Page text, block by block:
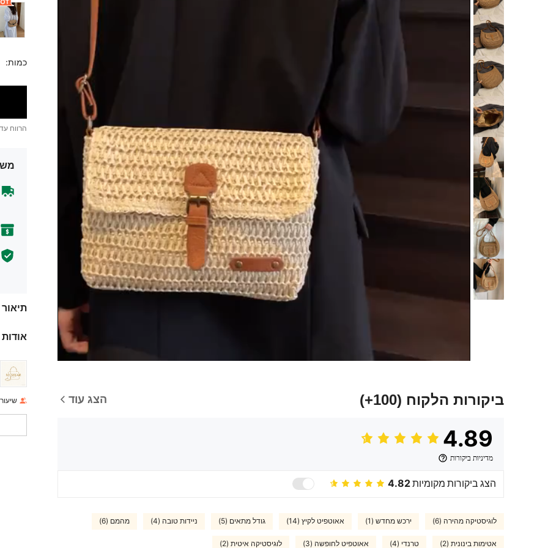
ביקורות הלקוח (100+) הצג עוד
4.89
מדיניות ביקורות
הצג ביקורות מקומיות4.82
לוגיסטיקה מהירה (6) ירכש מחדש (1) אאוטפיט לקיץ (14) גודל מתאים (5) ניידות טובה (4) מהמם (6)
אטימות בינונית (2) טרנדי (4) אאוטפיט לחופשה (3) לוגיסטיקה איטית (2)
כמות:
הרווח עד
תיאור